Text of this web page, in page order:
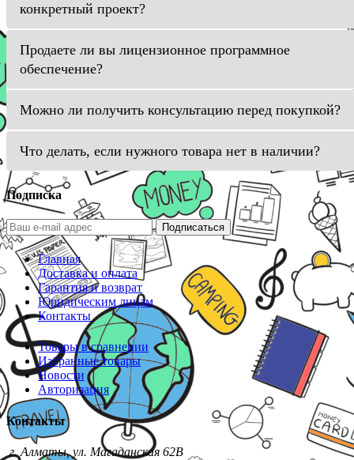
конкретный проект?
Продаете ли вы лицензионное программное
обеспечение?
Можно ли получить консультацию перед покупкой?
Что делать, если нужного товара нет в наличии?
Подписка
Подписаться
Главная
Доставка и оплата
Гарантия и возврат
Юридическим лицам
Контакты
Товары в сравнении
Избранные товары
Новости
Авторизация
Контакты
г. Алматы, ул. Магаданская 62В